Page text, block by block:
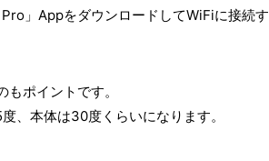
」AppをダウンロードしてWiFiに接続す
ポイントです。
、本体は30度くらいになります。